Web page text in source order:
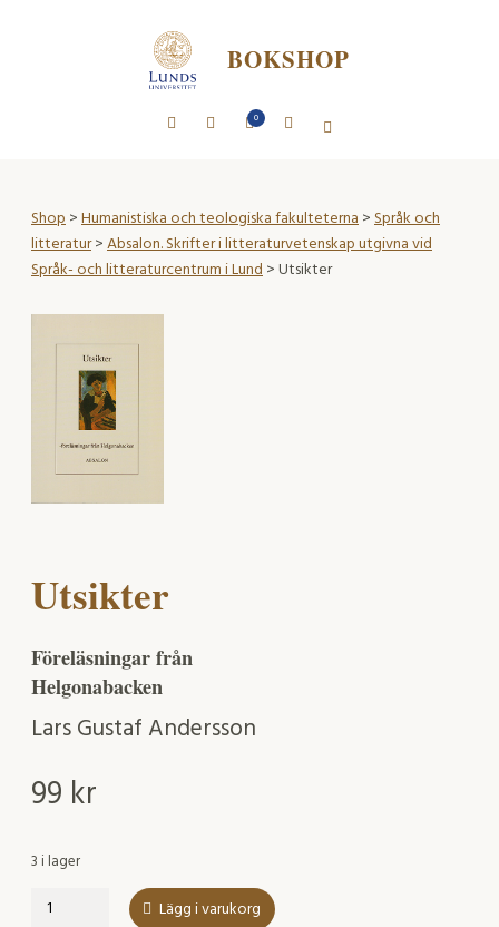
BOKSHOP
0
Shop>Humanistiska och teologiska fakulteterna>Språk och
litteratur>Absalon. Skrifter i litteraturvetenskap utgivna vid
Språk- och litteraturcentrum i Lund> Utsikter
Utsikter
Föreläsningar från
Helgonabacken
Lars Gustaf Andersson
99 kr
3 i lager
Utsikter
Lägg i varukorg